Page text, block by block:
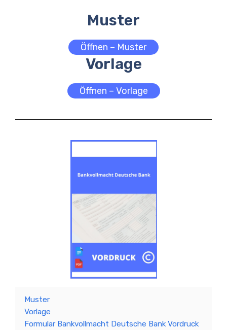
Muster
Öffnen – Muster
Vorlage
Öffnen – Vorlage
Muster
Vorlage
Formular Bankvollmacht Deutsche Bank Vordruck